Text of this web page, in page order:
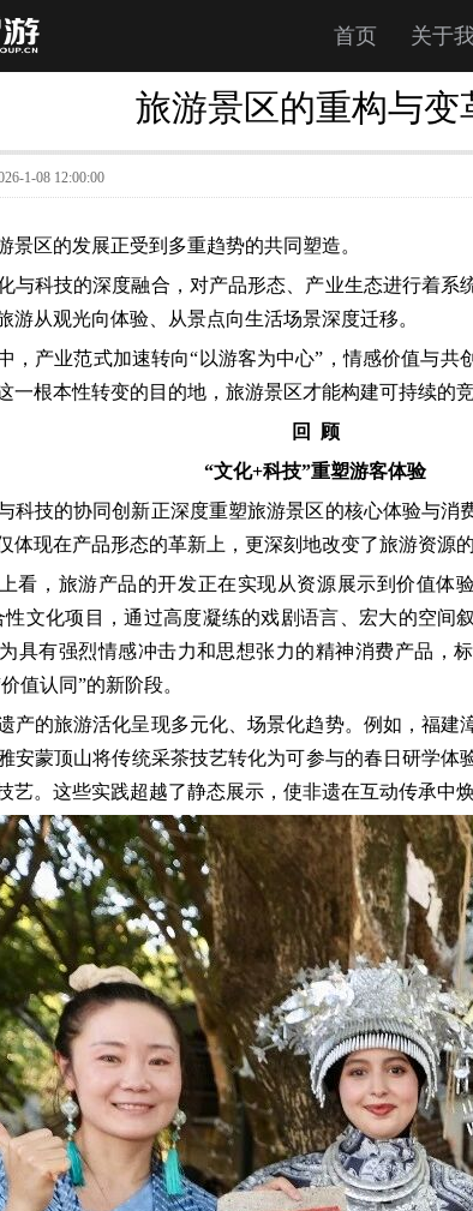
首页 关于
旅游景区的重构与变
1-08 12:00:00
景区的发展正受到多重趋势的共同塑造。
与科技的深度融合，对产品形态、产业生态进行着系
游从观光向体验、从景点向生活场景深度迁移。
，产业范式加速转向“以游客为中心”，情感价值与共
一根本性转变的目的地，旅游景区才能构建可持续的竞
回 顾
“文化+科技”重塑游客体验
科技的协同创新正深度重塑旅游景区的核心体验与消
体现在产品形态的革新上，更深刻地改变了旅游资源
看，旅游产品的开发正在实现从资源展示到价值体
性文化项目，通过高度凝练的戏剧语言、宏大的空间
具有强烈情感冲击力和思想张力的精神消费产品，
值认同”的新阶段。
产的旅游活化呈现多元化、场景化趋势。例如，福建
安蒙顶山将传统采茶技艺转化为可参与的春日研学体
艺。这些实践超越了静态展示，使非遗在互动传承中焕